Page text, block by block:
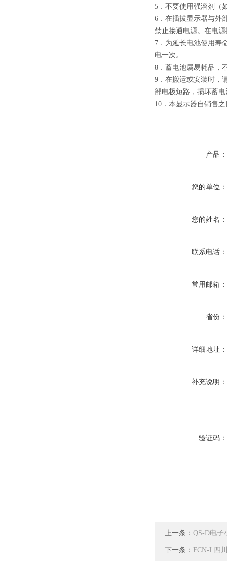
5．不要使用强溶剂（
6．在插拔显示器与外
禁止接通电源。在电
7．为延长电池使用寿
电一次。
8．蓄电池属易耗品，
9．在搬运或安装时，
部电极短路，损坏蓄电
10．本显示器自销售
产品：
您的单位：
您的姓名：
联系电话：
常用邮箱：
省份：
详细地址：
补充说明：
验证码：
上一条： QS-D电子
下一条： FCN-L四